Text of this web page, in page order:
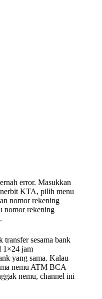
error. Masukkan
KTA, pilih menu
nomor rekening
nomor rekening
transfer sesama bank
1×24 jam
yang sama. Kalau
nemu ATM BCA
nemu, channel ini